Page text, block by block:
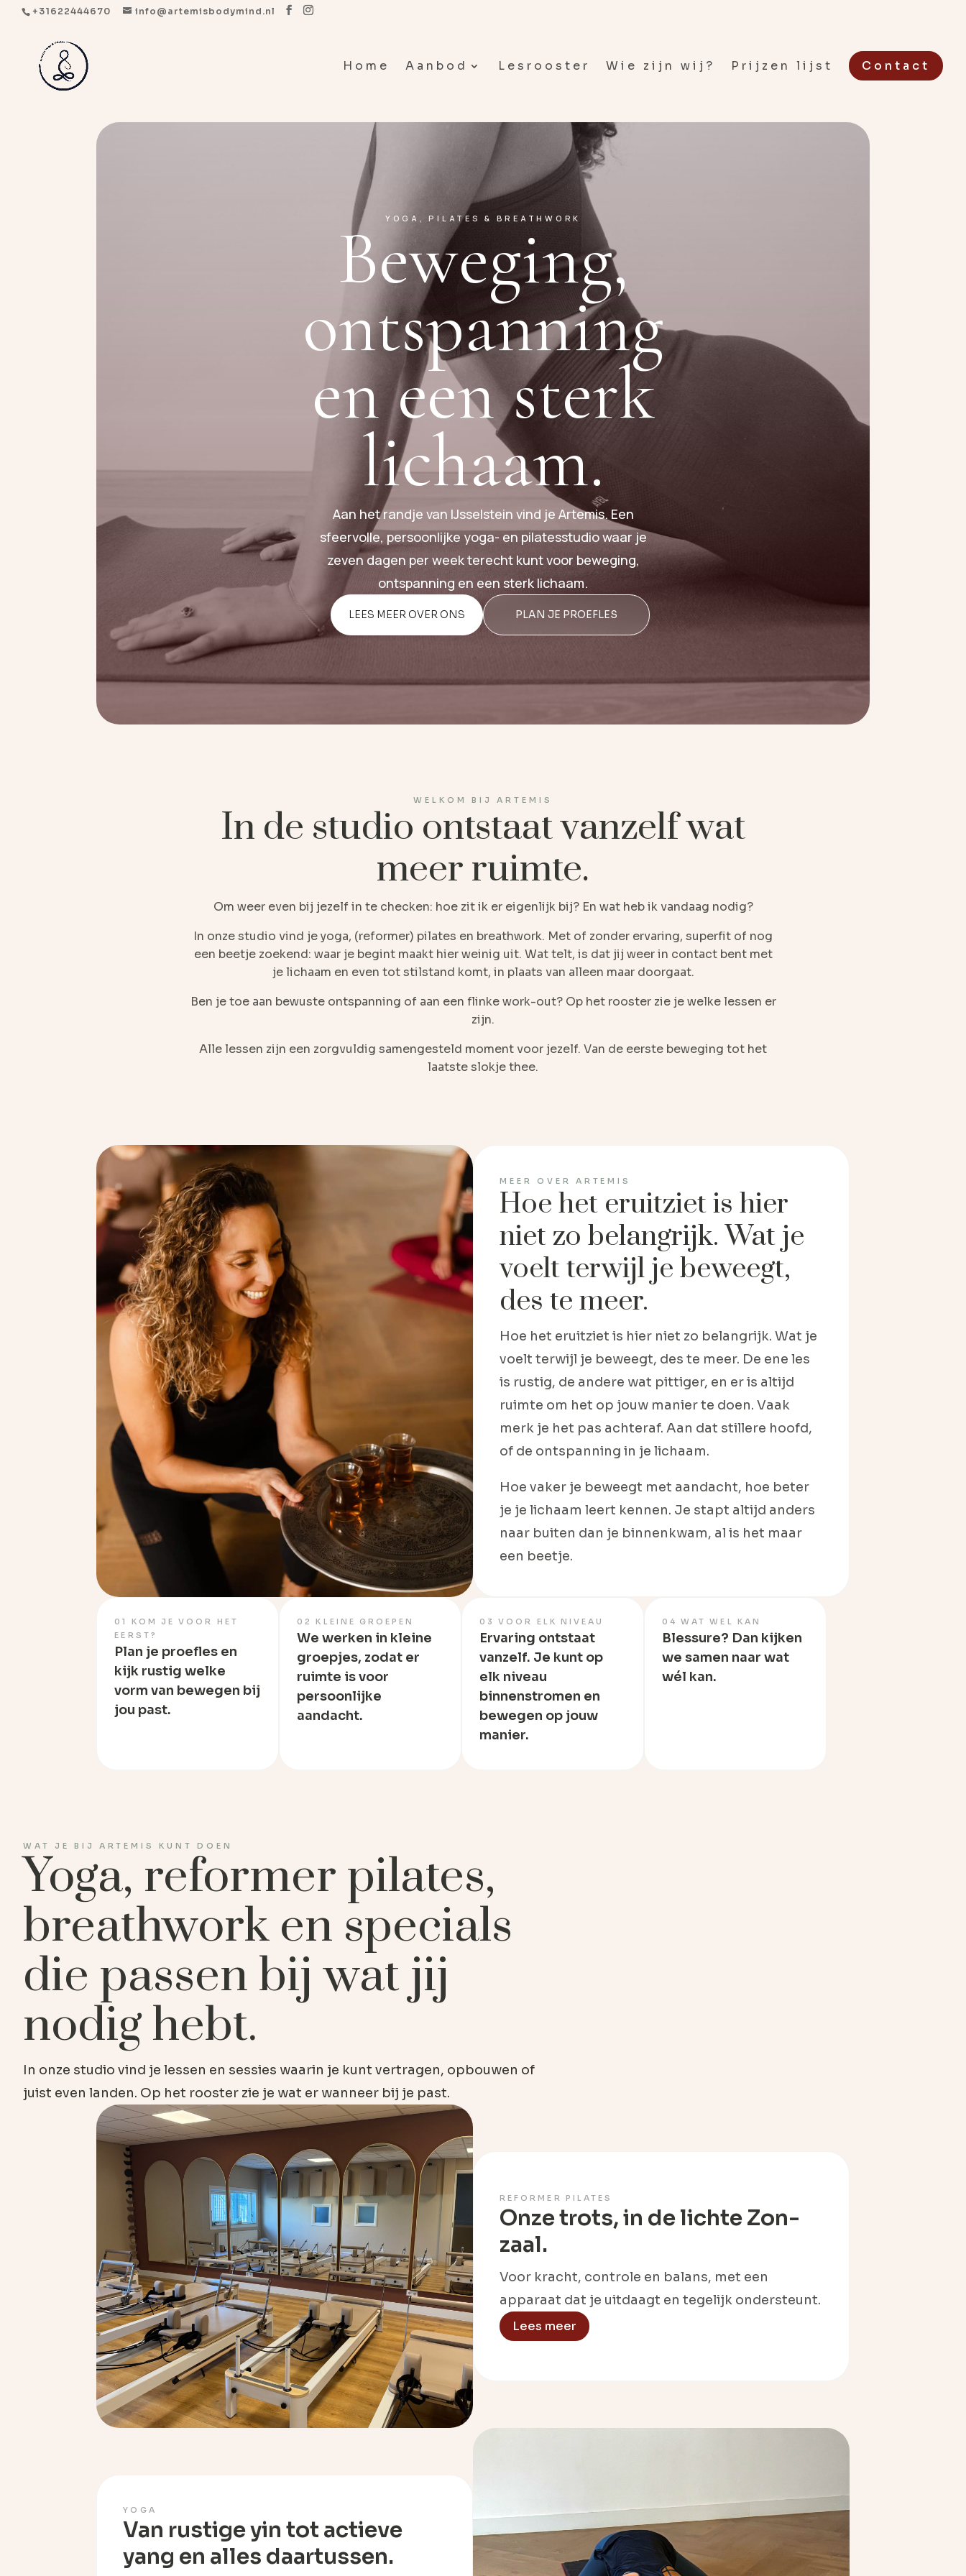
+31622444670 info@artemisbodymind.nl
Home Aanbod Lesrooster Wie zijn wij? Prijzen lijst Contact
YOGA, PILATES & BREATHWORK
Beweging,
ontspanning
en een sterk
lichaam.
Aan het randje van IJsselstein vind je Artemis. Een
sfeervolle, persoonlijke yoga- en pilatesstudio waar je
zeven dagen per week terecht kunt voor beweging,
ontspanning en een sterk lichaam.
LEES MEER OVER ONS PLAN JE PROEFLES
WELKOM BIJ ARTEMIS
In de studio ontstaat vanzelf wat
meer ruimte.
Om weer even bij jezelf in te checken: hoe zit ik er eigenlijk bij? En wat heb ik vandaag nodig?
In onze studio vind je yoga, (reformer) pilates en breathwork. Met of zonder ervaring, superfit of nog
een beetje zoekend: waar je begint maakt hier weinig uit. Wat telt, is dat jij weer in contact bent met
je lichaam en even tot stilstand komt, in plaats van alleen maar doorgaat.
Ben je toe aan bewuste ontspanning of aan een flinke work-out? Op het rooster zie je welke lessen er
zijn.
Alle lessen zijn een zorgvuldig samengesteld moment voor jezelf. Van de eerste beweging tot het
laatste slokje thee.
MEER OVER ARTEMIS
Hoe het eruitziet is hier
niet zo belangrijk. Wat je
voelt terwijl je beweegt,
des te meer.
Hoe het eruitziet is hier niet zo belangrijk. Wat je
voelt terwijl je beweegt, des te meer. De ene les
is rustig, de andere wat pittiger, en er is altijd
ruimte om het op jouw manier te doen. Vaak
merk je het pas achteraf. Aan dat stillere hoofd,
of de ontspanning in je lichaam.
Hoe vaker je beweegt met aandacht, hoe beter
je je lichaam leert kennen. Je stapt altijd anders
naar buiten dan je binnenkwam, al is het maar
een beetje.
01 KOM JE VOOR HET
EERST?
Plan je proefles en
kijk rustig welke
vorm van bewegen bij
jou past.
02 KLEINE GROEPEN
We werken in kleine
groepjes, zodat er
ruimte is voor
persoonlijke
aandacht.
03 VOOR ELK NIVEAU
Ervaring ontstaat
vanzelf. Je kunt op
elk niveau
binnenstromen en
bewegen op jouw
manier.
04 WAT WEL KAN
Blessure? Dan kijken
we samen naar wat
wél kan.
WAT JE BIJ ARTEMIS KUNT DOEN
Yoga, reformer pilates,
breathwork en specials
die passen bij wat jij
nodig hebt.
In onze studio vind je lessen en sessies waarin je kunt vertragen, opbouwen of
juist even landen. Op het rooster zie je wat er wanneer bij je past.
REFORMER PILATES
Onze trots, in de lichte Zon-
zaal.
Voor kracht, controle en balans, met een
apparaat dat je uitdaagt en tegelijk ondersteunt.
Lees meer
YOGA
Van rustige yin tot actieve
yang en alles daartussen.